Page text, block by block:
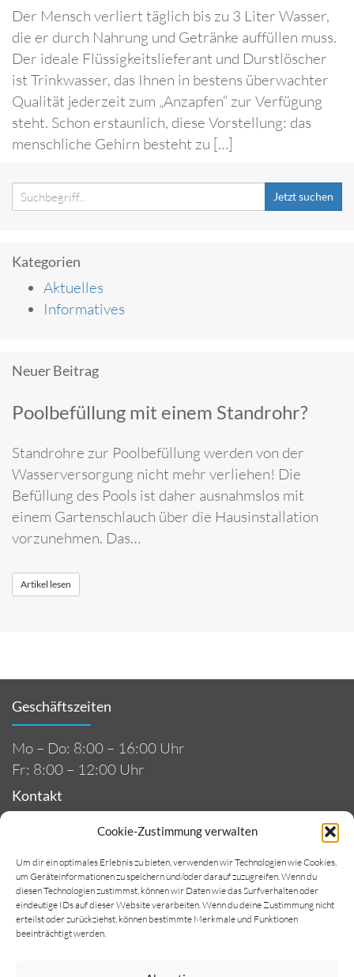
Cookie-Zustimmung verwalten
Um dir ein optimales Erlebnis zu bieten, verwenden wir Technologien wie Cookies,
um Geräteinformationen zu speichern und/oder darauf zuzugreifen. Wenn du
diesen Technologien zustimmst, können wir Daten wie das Surfverhalten oder
eindeutige IDs auf dieser Website verarbeiten. Wenn du deine Zustimmung nicht
erteilst oder zurückziehst, können bestimmte Merkmale und Funktionen
beeinträchtigt werden.
Der Mensch verliert täglich bis zu 3 Liter Wasser,
die er durch Nahrung und Getränke auffüllen muss.
Der ideale Flüssigkeitslieferant und Durstlöscher
ist Trinkwasser, das Ihnen in bestens überwachter
Qualität jederzeit zum „Anzapfen“ zur Verfügung
steht. Schon erstaunlich, diese Vorstellung: das
menschliche Gehirn besteht zu […]
Jetzt suchen
Kategorien
Aktuelles
Informatives
Neuer Beitrag
Poolbefüllung mit einem Standrohr?
Standrohre zur Poolbefüllung werden von der
Wasserversorgung nicht mehr verliehen! Die
Befüllung des Pools ist daher ausnahmslos mit
einem Gartenschlauch über die Hausinstallation
vorzunehmen. Das…
Artikel lesen
Geschäftszeiten
Mo – Do: 8:00 – 16:00 Uhr
Fr: 8:00 – 12:00 Uhr
Kontakt
Wasserversorgung Sulinger Land
Nechtelsen 11 • 27232 Sulingen
E-Mail: info@wv-sl.de
Tel: 04277 9300-0
Fax: 04277 9300-93